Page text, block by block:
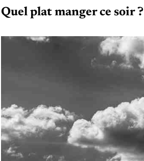
Quel plat manger ce soir ?